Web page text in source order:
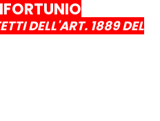
DELL'ART. 1889 DEL